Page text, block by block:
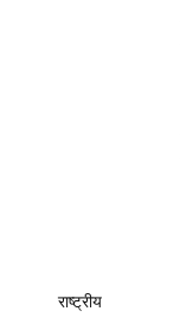
राष्ट्रीय